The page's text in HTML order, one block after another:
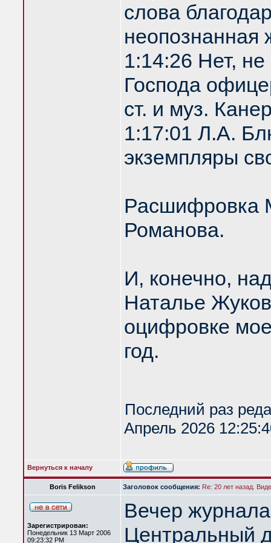
слова
1:14:26 Нет,
Господа
ст. и муз.
1:17:01 Л.А.
экземпляры
Расшифровка
Романова.
И, конечно,
Наталье
оцифровке
год.
Последний раз
Апрель 2026
Вернуться к началу
Boris Felikson Заголовок сообщения: Re: 20 лет назад.
Зарегистрирован:
Понедельник 13 Март 2006
09:23:32 PM
Вечер
Центральный